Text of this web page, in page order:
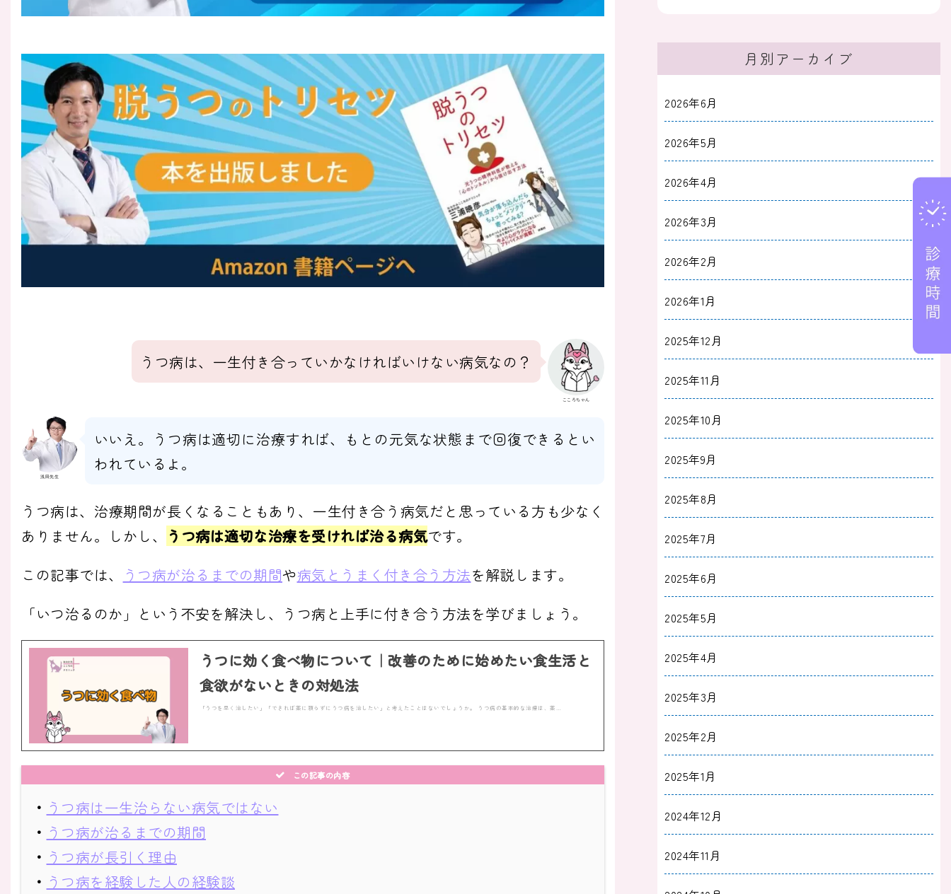
こころちゃん
うつ病は、一生付き合っていかなければいけない病気なの？
浅田先生
いいえ。うつ病は適切に治療すれば、もとの元気な状態まで回復できるとい
われているよ。
うつ病は、治療期間が長くなることもあり、一生付き合う病気だと思っている方も少なく
ありません。しかし、
うつ病は適切な治療を受ければ治る病気です。
この記事では、
うつ病が治るまでの期間や病気とうまく付き合う方法を解説します。
「いつ治るのか」という不安を解決し、うつ病と上手に付き合う方法を学びましょう。
うつに効く食べ物について｜改善のために始めたい食生活と
食欲がないときの対処法
「うつを早く治したい」「できれば薬に頼らずにうつ病を治したい」と考えたことはないでしょうか。 うつ病の基本的な治療は、薬…
この記事の内容
・ うつ病は一生治らない病気ではない
・ うつ病が治るまでの期間
・ うつ病が長引く理由
・ うつ病を経験した人の経験談
月別アーカイブ
2026年6月
2026年5月
2026年4月
2026年3月
2026年2月
2026年1月
2025年12月
2025年11月
2025年10月
2025年9月
2025年8月
2025年7月
2025年6月
2025年5月
2025年4月
2025年3月
2025年2月
2025年1月
2024年12月
2024年11月